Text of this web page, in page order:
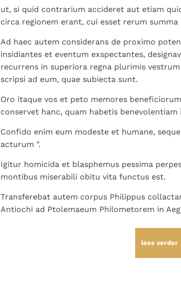
ut, si quid contrarium accideret aut etiam
circa regionem erant, cui esset rerum
Ad haec autem considerans de proximo
insidiantes et eventum exspectantes,
recurrens in superiora regna plurimis
scripsi ad eum, quae subiecta sunt.
Oro itaque vos et peto memores
conservet hanc, quam habetis
Confido enim eum modeste et humane,
acturum ".
Igitur homicida et blasphemus pessima
montibus miserabili obitu vita functus est.
Transferebat autem corpus Philippus
Antiochi ad Ptolemaeum Philometorem in
lees verder